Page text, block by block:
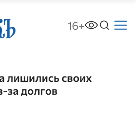
16+
лишились своих
за долгов